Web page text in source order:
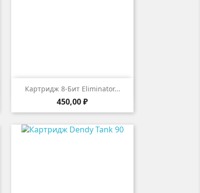
Картридж 8-Бит Eliminator...
Цена
450,00 ₽
 Быстрый просмотр